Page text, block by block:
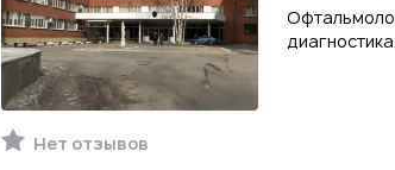
Нет отзывов